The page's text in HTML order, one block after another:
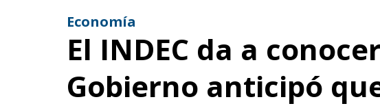
Economía
El INDEC da a
Gobierno anticipó